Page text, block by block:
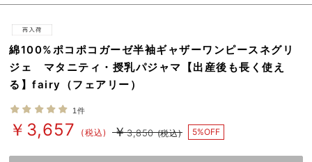
便利な育児家電
ロンパースはいつからいつまで使う？選ぶポイントも解説！
保育園・入園準備特集
綿100%ポコポコガーゼ半袖ギャザーワンピースネグリ
ジェ マタニティ・授乳パジャマ【出産後も長く使え
る】fairy（フェアリー）
1件
￥3,850 (税込)
￥3,657 (税込) 5%OFF